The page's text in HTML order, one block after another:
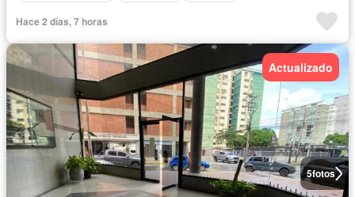
Hace 2 días, 7 horas
5fotos
Actualizado